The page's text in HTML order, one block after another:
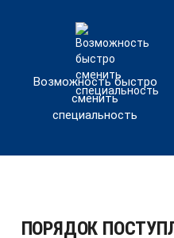
Возможность быстро
сменить
специальность
ПОРЯДОК